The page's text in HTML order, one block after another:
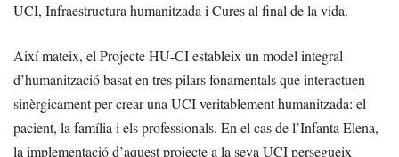
UCI, Infraestructura humanitzada i Cures al final de la vida.
Així mateix, el Projecte HU-CI estableix un model integral
d’humanització basat en tres pilars fonamentals que interactuen
sinèrgicament per crear una UCI veritablement humanitzada: el
pacient, la família i els professionals. En el cas de l’Infanta Elena,
la implementació d’aquest projecte a la seva UCI persegueix